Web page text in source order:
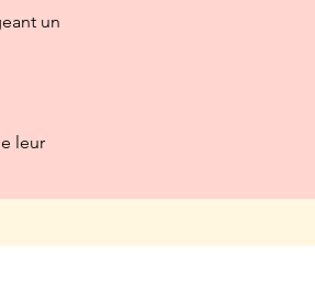
un
leur